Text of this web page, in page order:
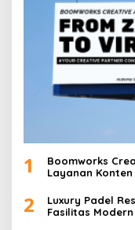
1
Boomworks
Layanan
2
Luxury Padel
Fasilitas